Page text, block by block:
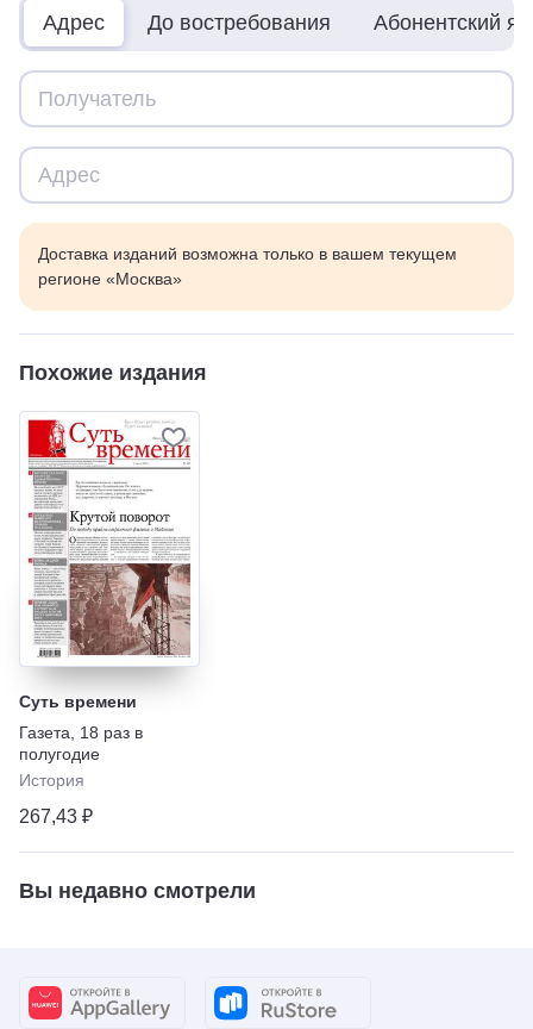
Адрес До востребования Абонентский
Доставка изданий возможна только в вашем текущем
регионе «Москва»
Похожие издания
Суть времени
Газета
18 раз в
полугодие
История
267,43 ₽
Вы недавно смотрели